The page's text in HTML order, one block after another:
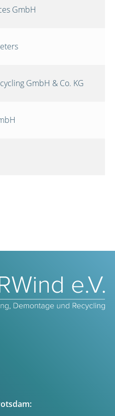
GmbH
GmbH & Co. KG